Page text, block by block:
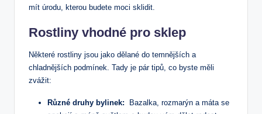
mít úrodu, ‍kterou budete moci sklidit.
Rostliny ⁤vhodné pro⁤ sklep
Některé rostliny jsou jako dělané do temnějších a
chladnějších podmínek. Tady je pár ​tipů, co byste měli
zvážit:
Různé druhy ​bylinek: ‍ Bazalka, rozmarýn a máta se